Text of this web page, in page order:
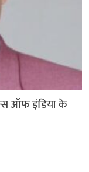
ऑफ इंडिया के